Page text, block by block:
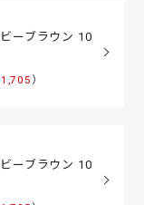
ーブラウン 10
）
ーブラウン 10